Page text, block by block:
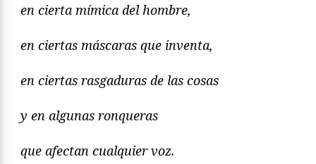
en cierta mímica del hombre,
en ciertas máscaras que inventa,
en ciertas rasgaduras de las cosas
y en algunas ronqueras
que afectan cualquier voz.